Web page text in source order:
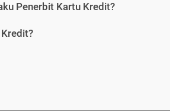
Penerbit Kartu Kredit?